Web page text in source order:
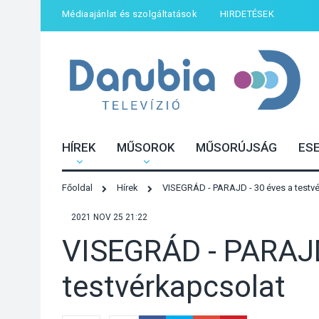
Médiaajánlat és szolgáltatások HIRDETÉSEK
HÍREK MŰSOROK MŰSORÚJSÁG
Főoldal Hírek VISEGRÁD - PARAJD - 30 éves a
2021 NOV 25 21:22
VISEGRÁD -
testvérkapcsolat